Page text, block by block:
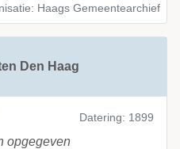
Haags Gemeentearchief
Den Haag
Datering: 1899
opgegeven